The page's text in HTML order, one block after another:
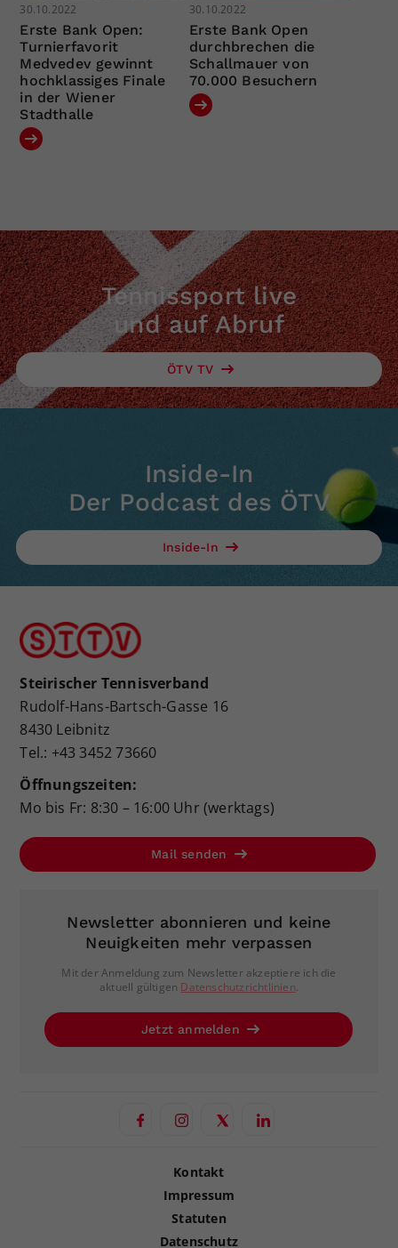
30.10.2022
Erste Bank Open:
Turnierfavorit
Medvedev gewinnt
hochklassiges Finale
in der Wiener
Stadthalle
30.10.2022
Erste Bank Open
durchbrechen die
Schallmauer von
70.000 Besuchern
Tennissport live
und auf Abruf
ÖTV TV
Inside-In
Der Podcast des ÖTV
Inside-In
Steirischer Tennisverband
Rudolf-Hans-Bartsch-Gasse 16
8430 Leibnitz
Tel.: +43 3452 73660
Öffnungszeiten:
Mo bis Fr: 8:30 – 16:00 Uhr (werktags)
Mail senden
Newsletter abonnieren und keine
Neuigkeiten mehr verpassen
Mit der Anmeldung zum Newsletter akzeptiere ich die
aktuell gültigen Datenschutzrichtlinien.
Jetzt anmelden
Kontakt
Impressum
Statuten
Datenschutz